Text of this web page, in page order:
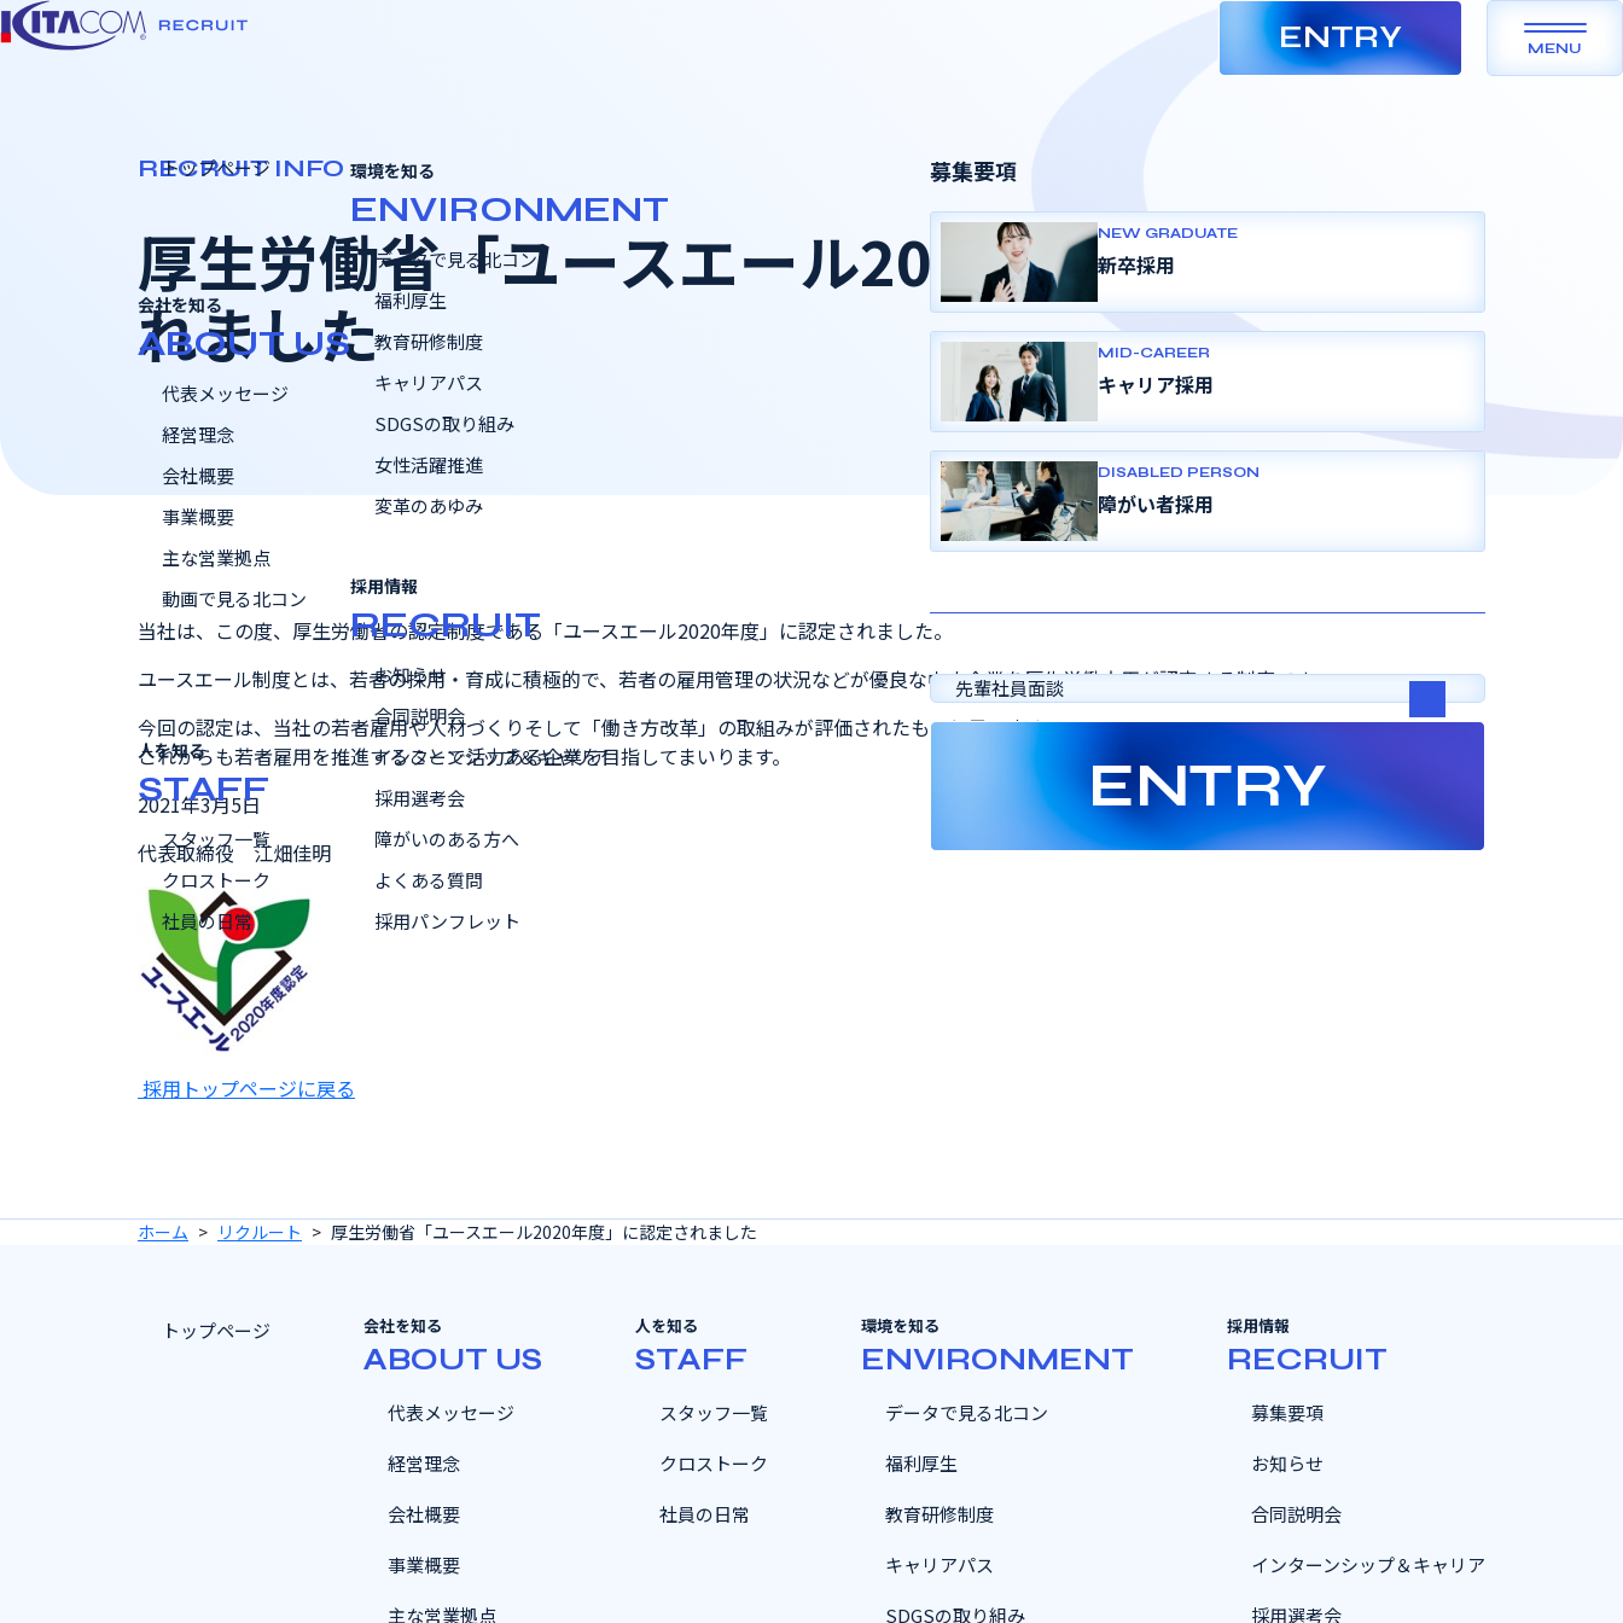
ENTRY MENU
トップページ
会社を知る
ABOUT US
代表メッセージ
経営理念
会社概要
事業概要
主な営業拠点
動画で見る北コン
人を知る
STAFF
スタッフ一覧
クロストーク
社員の日常
環境を知る
ENVIRONMENT
データで見る北コン
福利厚生
教育研修制度
キャリアパス
SDGSの取り組み
女性活躍推進
変革のあゆみ
採用情報
RECRUIT
お知らせ
合同説明会
インターンシップ＆キャリア
採用選考会
障がいのある方へ
よくある質問
採用パンフレット
募集要項
NEW GRADUATE
新卒採用
MID-CAREER
キャリア採用
DISABLED PERSON
障がい者採用
先輩社員面談
ENTRY
RECRUIT INFO
厚生労働省「ユースエール2020年度」に認定さ
れました
当社は、この度、厚生労働省の認定制度である「ユースエール2020年度」に認定されました。
ユースエール制度とは、若者の採用・育成に積極的で、若者の雇用管理の状況などが優良な中小企業を厚生労働大臣が認定する制度です。
今回の認定は、当社の若者雇用や人材づくりそして「働き方改革」の取組みが評価されたものと思います。
これからも若者雇用を推進することで活力ある企業を目指してまいります。
2021年3月5日
代表取締役 江畑佳明
採用トップページに戻る
ホーム リクルート 厚生労働省「ユースエール2020年度」に認定されました
トップページ 会社を知る
ABOUT US
代表メッセージ
経営理念
会社概要
事業概要
主な営業拠点
人を知る
STAFF
スタッフ一覧
クロストーク
社員の日常
環境を知る
ENVIRONMENT
データで見る北コン
福利厚生
教育研修制度
キャリアパス
SDGSの取り組み
採用情報
RECRUIT
募集要項
お知らせ
合同説明会
インターンシップ＆キャリア
採用選考会